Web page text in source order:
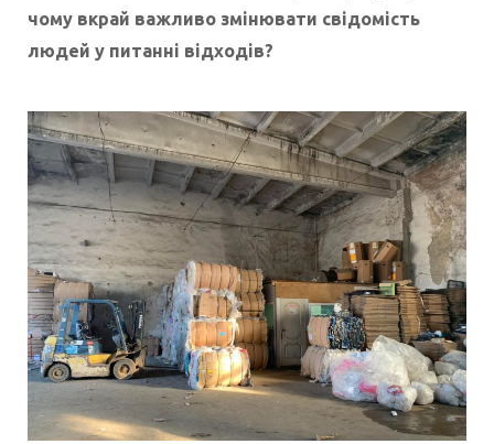
чому вкрай важливо змінювати свідомість
людей у питанні відходів?